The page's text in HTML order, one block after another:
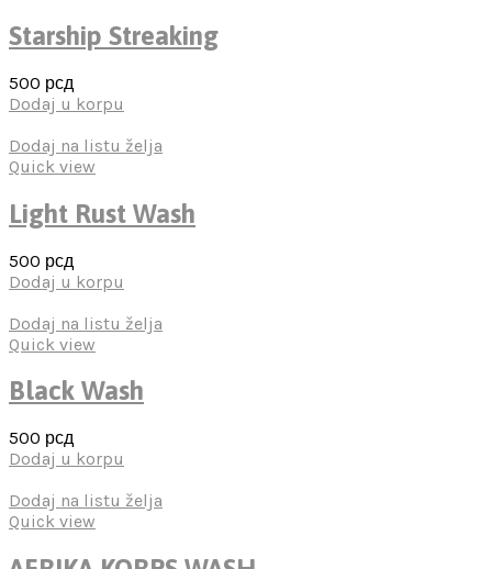
Starship Streaking
500 рсд
Dodaj u korpu
Dodaj na listu želja
Quick view
Light Rust Wash
500 рсд
Dodaj u korpu
Dodaj na listu želja
Quick view
Black Wash
500 рсд
Dodaj u korpu
Dodaj na listu želja
Quick view